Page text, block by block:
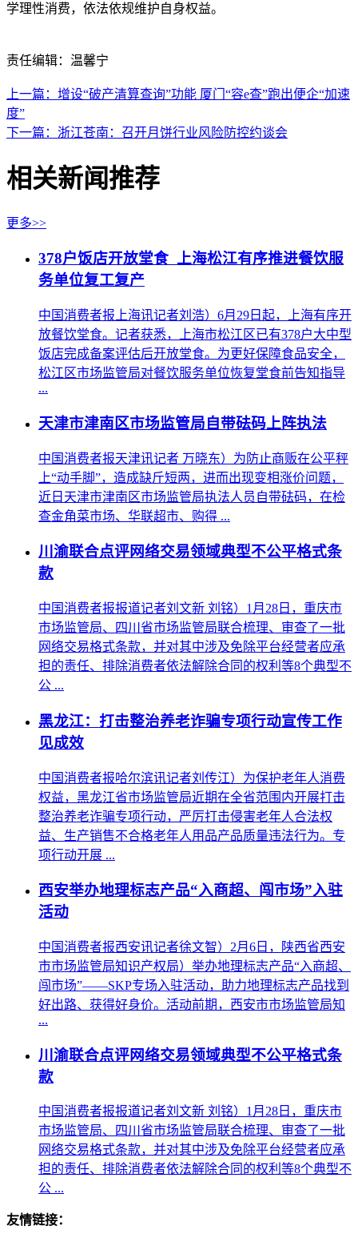
学理性消费，依法依规维护自身权益。
责任编辑：温馨宁
上一篇：增设“破产清算查询”功能 厦门“容e查”跑出便企“加速
度”
下一篇：浙江苍南：召开月饼行业风险防控约谈会
相关新闻推荐
更多>>
378户饭店开放堂食 上海松江有序推进餐饮服
务单位复工复产
中国消费者报上海讯记者刘浩）6月29日起，上海有序开
放餐饮堂食。记者获悉，上海市松江区已有378户大中型
饭店完成备案评估后开放堂食。为更好保障食品安全，
松江区市场监管局对餐饮服务单位恢复堂食前告知指导
...
天津市津南区市场监管局自带砝码上阵执法
中国消费者报天津讯记者 万晓东）为防止商贩在公平秤
上“动手脚”，造成缺斤短两，进而出现变相涨价问题，
近日天津市津南区市场监管局执法人员自带砝码，在检
查金角菜市场、华联超市、购得 ...
川渝联合点评网络交易领域典型不公平格式条
款
中国消费者报报道记者刘文新 刘铭）1月28日，重庆市
市场监管局、四川省市场监管局联合梳理、审查了一批
网络交易格式条款，并对其中涉及免除平台经营者应承
担的责任、排除消费者依法解除合同的权利等8个典型不
公 ...
黑龙江：打击整治养老诈骗专项行动宣传工作
见成效
中国消费者报哈尔滨讯记者刘传江）为保护老年人消费
权益，黑龙江省市场监管局近期在全省范围内开展打击
整治养老诈骗专项行动，严厉打击侵害老年人合法权
益、生产销售不合格老年人用品产品质量违法行为。专
项行动开展 ...
西安举办地理标志产品“入商超、闯市场”入驻
活动
中国消费者报西安讯记者徐文智）2月6日，陕西省西安
市市场监管局知识产权局）举办地理标志产品“入商超、
闯市场”——SKP专场入驻活动，助力地理标志产品找到
好出路、获得好身价。活动前期，西安市市场监管局知
...
川渝联合点评网络交易领域典型不公平格式条
款
中国消费者报报道记者刘文新 刘铭）1月28日，重庆市
市场监管局、四川省市场监管局联合梳理、审查了一批
网络交易格式条款，并对其中涉及免除平台经营者应承
担的责任、排除消费者依法解除合同的权利等8个典型不
公 ...
友情链接：